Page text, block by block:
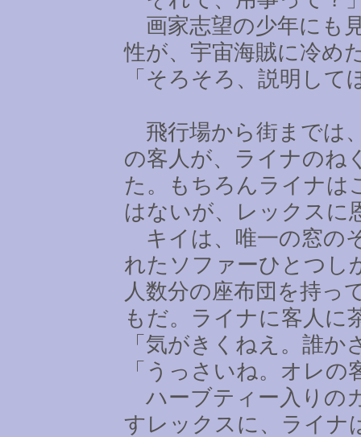
画家志望の少年にも
性が、宇宙海賊に冷め
「そろそろ、説明し
飛行場から街までは
の客人が、ライナのね
た。もちろんライナは
はないが、レックスに
キイは、唯一の窓の
れたソファーひとつし
人数分の座布団を持っ
もだ。ライナに客人に
「気がきくねえ。誰
「うっさいね。オレ
ハーブティー入りの
すレックスに、ライナ